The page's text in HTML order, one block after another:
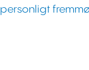
personligt